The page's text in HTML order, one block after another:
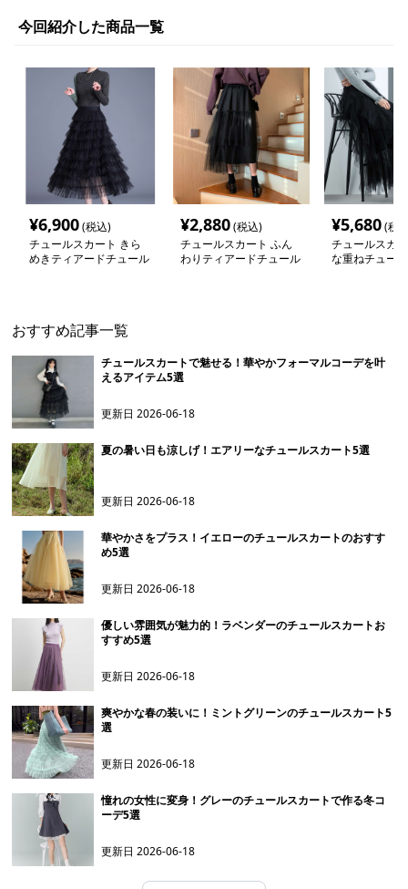
今回紹介した商品一覧
¥6,900(税込)
チュールスカート きら
めきティアードチュール
¥2,880(税込)
チュールスカート ふん
わりティアードチュール
¥5,680(税
チュールスカ
な重ねチュー
おすすめ記事一覧
チュールスカートで魅せる！華やかフォーマルコーデを叶
えるアイテム5選
更新日2026-06-18
夏の暑い日も涼しげ！エアリーなチュールスカート5選
更新日2026-06-18
華やかさをプラス！イエローのチュールスカートのおすす
め5選
更新日2026-06-18
優しい雰囲気が魅力的！ラベンダーのチュールスカートお
すすめ5選
更新日2026-06-18
爽やかな春の装いに！ミントグリーンのチュールスカート5
選
更新日2026-06-18
憧れの女性に変身！グレーのチュールスカートで作る冬コ
ーデ5選
更新日2026-06-18